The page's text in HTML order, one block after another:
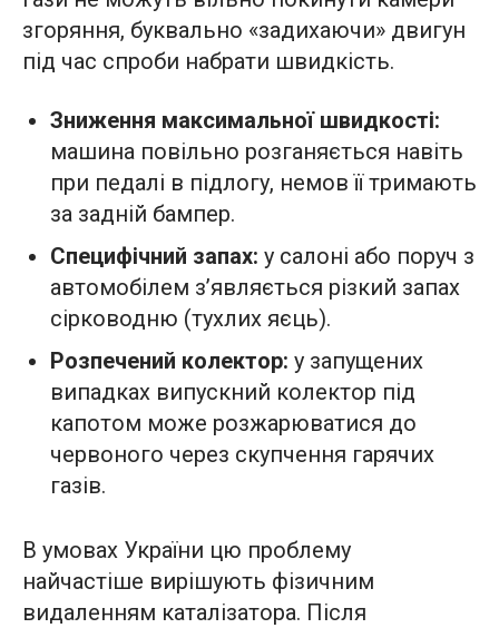
згоряння, буквально «задихаючи» двигун
під час спроби набрати швидкість.
Зниження максимальної швидкості:
машина повільно розганяється навіть
при педалі в підлогу, немов її тримають
за задній бампер.
Специфічний запах: у салоні або поруч з
автомобілем з’являється різкий запах
сірководню (тухлих яєць).
Розпечений колектор: у запущених
випадках випускний колектор під
капотом може розжарюватися до
червоного через скупчення гарячих
газів.
В умовах України цю проблему
найчастіше вирішують фізичним
видаленням каталізатора. Після